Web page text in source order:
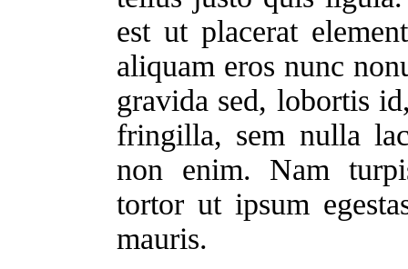
est ut placerat
aliquam eros nunc
gravida sed, lobortis
fringilla, sem nulla
non enim. Nam
tortor ut ipsum
mauris.